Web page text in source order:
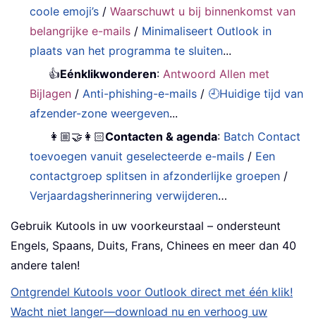
coole emoji’s /Waarschuwt u bij binnenkomst van
belangrijke e-mails / Minimaliseert Outlook in
plaats van het programma te sluiten...
👍Eénklikwonderen:Antwoord Allen met
Bijlagen /Anti-phishing-e-mails / 🕘Huidige tijd van
afzender-zone weergeven...
👩🏼‍🤝‍👩🏻Contacten & agenda: Batch Contact
toevoegen vanuit geselecteerde e-mails / Een
contactgroep splitsen in afzonderlijke groepen /
Verjaardagsherinnering verwijderen…
Gebruik Kutools in uw voorkeurstaal – ondersteunt
Engels, Spaans, Duits, Frans, Chinees en meer dan 40
andere talen!
Ontgrendel Kutools voor Outlook direct met één klik!
Wacht niet langer—download nu en verhoog uw